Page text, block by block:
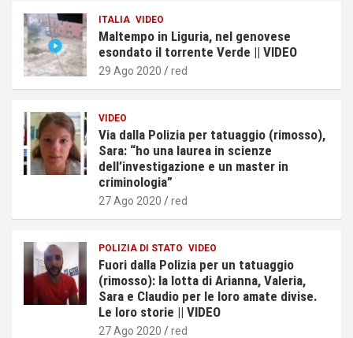
ITALIA VIDEO
Maltempo in Liguria, nel genovese
esondato il torrente Verde || VIDEO
29 Ago 2020 red
VIDEO
Via dalla Polizia per tatuaggio (rimosso),
Sara: “ho una laurea in scienze
dell’investigazione e un master in
criminologia”
27 Ago 2020 red
POLIZIA DI STATO VIDEO
Fuori dalla Polizia per un tatuaggio
(rimosso): la lotta di Arianna, Valeria,
Sara e Claudio per le loro amate divise.
Le loro storie || VIDEO
27 Ago 2020 red